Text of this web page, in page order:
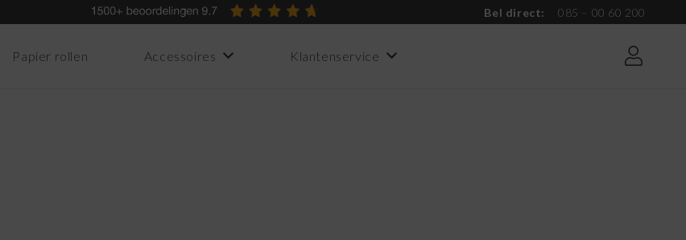
Bel direct: 085 – 00 60 200
Papier rollen Accessoires Klantenservice